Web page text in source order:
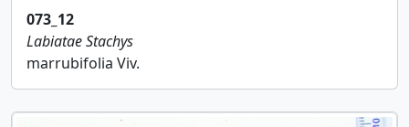
073_12
LabiataeStachys
marrubifolia Viv.